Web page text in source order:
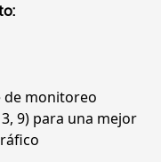
de monitoreo
9) para una mejor